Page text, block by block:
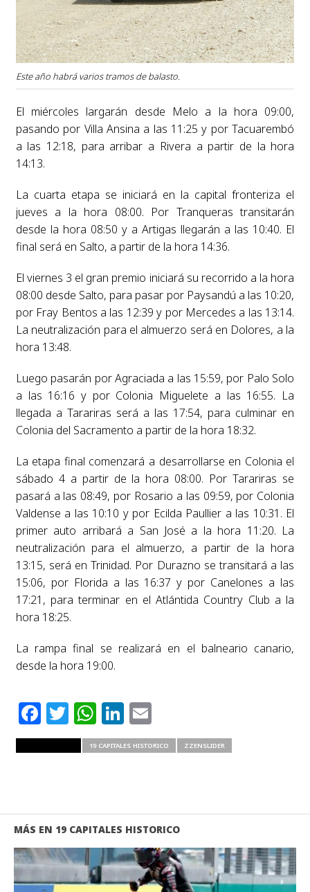
Este año habrá varios tramos de balasto.
El miércoles largarán desde Melo a la hora 09:00,
pasando por Villa Ansina a las 11:25 y por Tacuarembó
a las 12:18, para arribar a Rivera a partir de la hora
14:13.
La cuarta etapa se iniciará en la capital fronteriza el
jueves a la hora 08:00. Por Tranqueras transitarán
desde la hora 08:50 y a Artigas llegarán a las 10:40. El
final será en Salto, a partir de la hora 14:36.
El viernes 3 el gran premio iniciará su recorrido a la hora
08:00 desde Salto, para pasar por Paysandú a las 10:20,
por Fray Bentos a las 12:39 y por Mercedes a las 13:14.
La neutralización para el almuerzo será en Dolores, a la
hora 13:48.
Luego pasarán por Agraciada a las 15:59, por Palo Solo
a las 16:16 y por Colonia Miguelete a las 16:55. La
llegada a Tarariras será a las 17:54, para culminar en
Colonia del Sacramento a partir de la hora 18:32.
La etapa final comenzará a desarrollarse en Colonia el
sábado 4 a partir de la hora 08:00. Por Tarariras se
pasará a las 08:49, por Rosario a las 09:59, por Colonia
Valdense a las 10:10 y por Ecilda Paullier a las 10:31. El
primer auto arribará a San José a la hora 11:20. La
neutralización para el almuerzo, a partir de la hora
13:15, será en Trinidad. Por Durazno se transitará a las
15:06, por Florida a las 16:37 y por Canelones a las
17:21, para terminar en el Atlántida Country Club a la
hora 18:25.
La rampa final se realizará en el balneario canario,
desde la hora 19:00.
Facebook
Twitter
WhatsApp
LinkedIn
Email
19 CAPITALES HISTORICO ZZENSLIDER
MÁS EN 19 CAPITALES HISTORICO